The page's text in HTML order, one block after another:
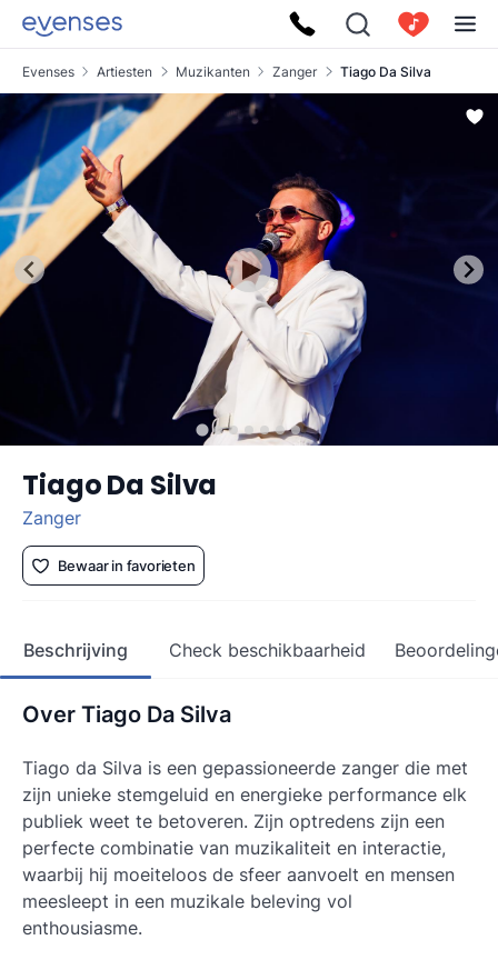
Evenses Artiesten Muzikanten Zanger Tiago Da Silva
Tiago Da Silva
Zanger
Bewaar in favorieten
Beschrijving Check beschikbaarheid
Over Tiago Da Silva
Tiago da Silva is een gepassioneerde zanger die met
zijn unieke stemgeluid en energieke performance elk
publiek weet te betoveren. Zijn optredens zijn een
perfecte combinatie van muzikaliteit en interactie,
waarbij hij moeiteloos de sfeer aanvoelt en mensen
meesleept in een muzikale beleving vol
enthousiasme.